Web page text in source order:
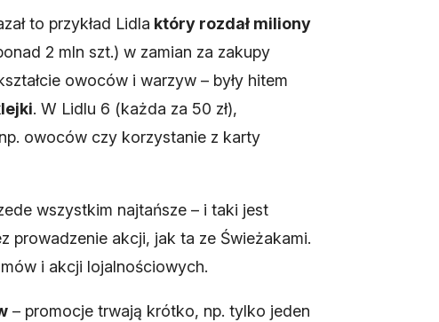
to przykład Lidla który rozdał miliony
2 mln szt.) w zamian za zakupy
owoców i warzyw – były hitem
. W Lidlu 6 (każda za 50 zł),
owoców czy korzystanie z karty
wszystkim najtańsze – i taki jest
prowadzenie akcji, jak ta ze Świeżakami.
i akcji lojalnościowych.
– promocje trwają krótko, np. tylko jeden